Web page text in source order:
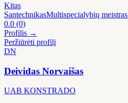
Kitas
SantechnikasMultispecialybių meistras
0.0 (0)
Profilis →
Peržiūrėti profilį
DN
Deividas Norvaišas
UAB KONSTRADO